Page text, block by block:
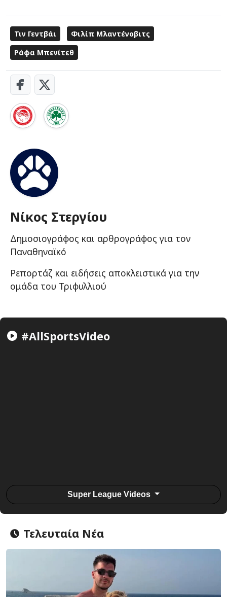
Τιν Γεντβάι
Φιλίπ Μλαντένοβιτς
Ράφα Μπενίτεθ
Νίκος Στεργίου
Δημοσιογράφος και αρθρογράφος για τον
Παναθηναϊκό
Ρεπορτάζ και ειδήσεις αποκλειστικά για την
ομάδα του Τριφυλλιού
#AllSportsVideo
Super League Videos
Τελευταία Νέα